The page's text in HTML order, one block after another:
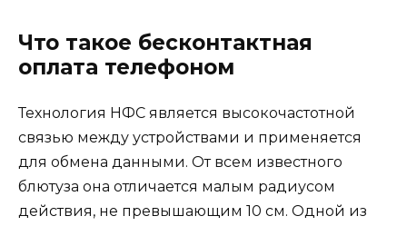
Что такое бесконтактная
оплата телефоном
Технология НФС является высокочастотной
связью между устройствами и применяется
для обмена данными. От всем известного
блютуза она отличается малым радиусом
действия, не превышающим 10 см. Одной из